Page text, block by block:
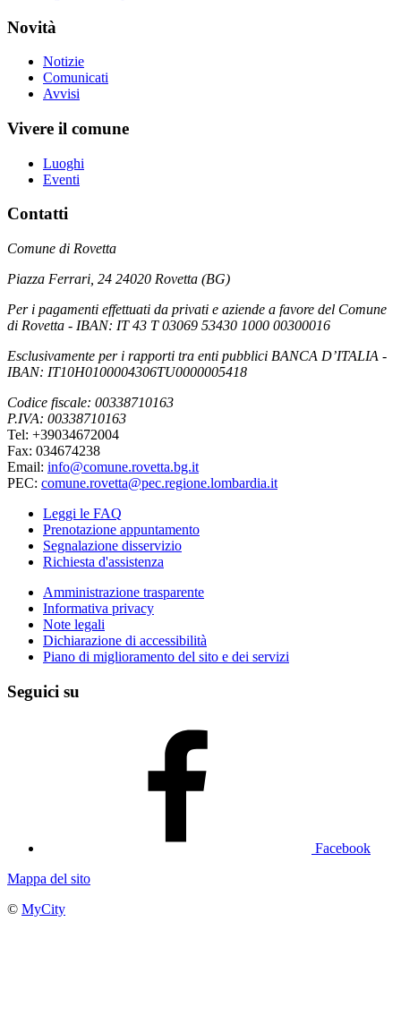
Novità
Notizie
Comunicati
Avvisi
Vivere il comune
Luoghi
Eventi
Contatti
Comune di Rovetta
Piazza Ferrari, 24 24020 Rovetta (BG)
Per i pagamenti effettuati da privati e aziende a favore del Comune
di Rovetta - IBAN: IT 43 T 03069 53430 1000 00300016
Esclusivamente per i rapporti tra enti pubblici BANCA D’ITALIA -
IBAN: IT10H0100004306TU0000005418
Codice fiscale: 00338710163
P.IVA: 00338710163
Tel: +39034672004
Fax: 034674238
Email: info@comune.rovetta.bg.it
PEC: comune.rovetta@pec.regione.lombardia.it
Leggi le FAQ
Prenotazione appuntamento
Segnalazione disservizio
Richiesta d'assistenza
Amministrazione trasparente
Informativa privacy
Note legali
Dichiarazione di accessibilità
Piano di miglioramento del sito e dei servizi
Seguici su
Facebook
Mappa del sito
© MyCity